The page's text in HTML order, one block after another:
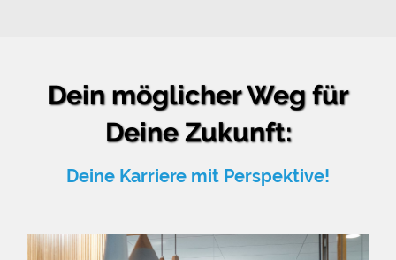
Dein möglicher Weg für
Deine Zukunft:
Deine Karriere mit Perspektive!